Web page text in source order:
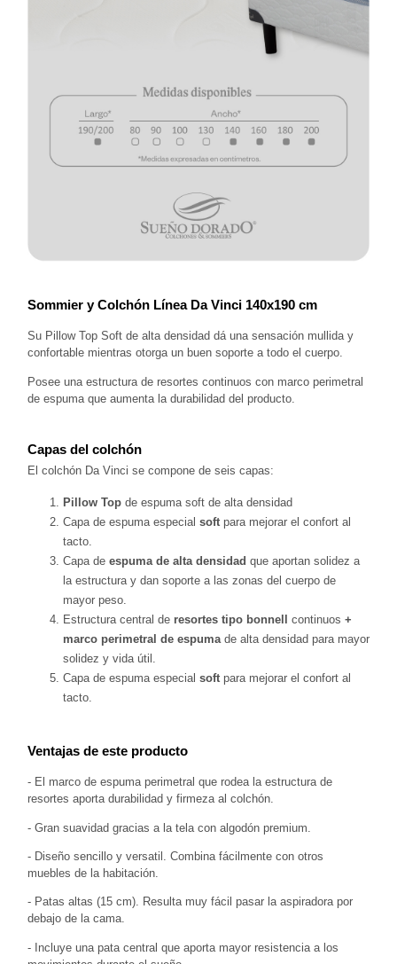
Sommier y Colchón Línea Da Vinci 140x190 cm
Su Pillow Top Soft de alta densidad dá una sensación mullida y
confortable mientras otorga un buen soporte a todo el cuerpo.
Posee una estructura de resortes continuos con marco perimetral
de espuma que aumenta la durabilidad del producto.
Capas del colchón
El colchón Da Vinci se compone de seis capas:
Pillow Top de espuma soft de alta densidad
Capa de espuma especial soft para mejorar el confort al
tacto.
Capa de espuma de alta densidad que aportan solidez a
la estructura y dan soporte a las zonas del cuerpo de
mayor peso.
Estructura central de resortes tipo bonnell continuos +
marco perimetral de espuma de alta densidad para mayor
solidez y vida útil.
Capa de espuma especial soft para mejorar el confort al
tacto.
Ventajas de este producto
- El marco de espuma perimetral que rodea la estructura de
resortes aporta durabilidad y firmeza al colchón.
- Gran suavidad gracias a la tela con algodón premium.
- Diseño sencillo y versatil. Combina fácilmente con otros
muebles de la habitación.
- Patas altas (15 cm). Resulta muy fácil pasar la aspiradora por
debajo de la cama.
- Incluye una pata central que aporta mayor resistencia a los